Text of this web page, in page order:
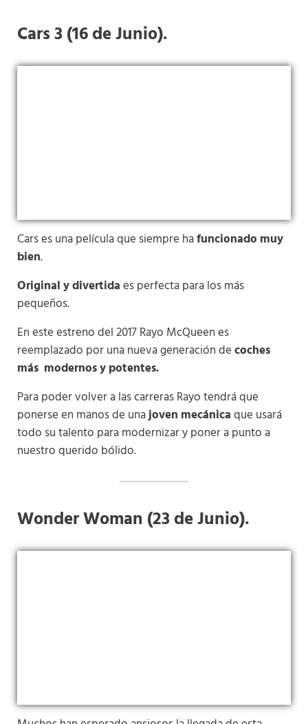
Cars 3 (16 de Junio).
Cars es una película que siempre hafuncionado muy
bien.
Original y divertidaes perfecta para los más
pequeños.
En este estreno del 2017 Rayo McQueen es
reemplazado por una nueva generación decoches
más modernos y potentes.
Para poder volver a las carreras Rayo tendrá que
ponerse en manos de unajoven mecánicaque usará
todo su talento para modernizar y poner a punto a
nuestro querido bólido.
Wonder Woman (23 de Junio).